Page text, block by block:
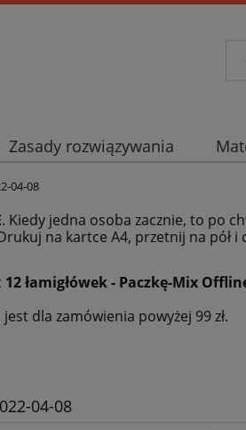
Zasady rozwiązywania
04-08
. Kiedy jedna osoba zacznie, to po
na kartce A4, przetnij na pół i
12 łamigłówek - Paczkę-Mix
jest dla zamówienia powyżej 99 zł.
04-08